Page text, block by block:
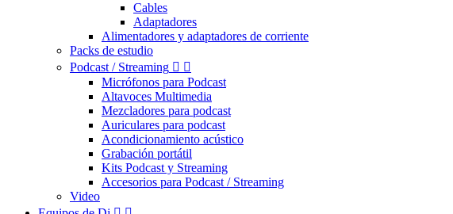
Cables
Adaptadores
Alimentadores y adaptadores de corriente
Packs de estudio
Podcast / Streaming  
Micrófonos para Podcast
Altavoces Multimedia
Mezcladores para podcast
Auriculares para podcast
Acondicionamiento acústico
Grabación portátil
Kits Podcast y Streaming
Accesorios para Podcast / Streaming
Video